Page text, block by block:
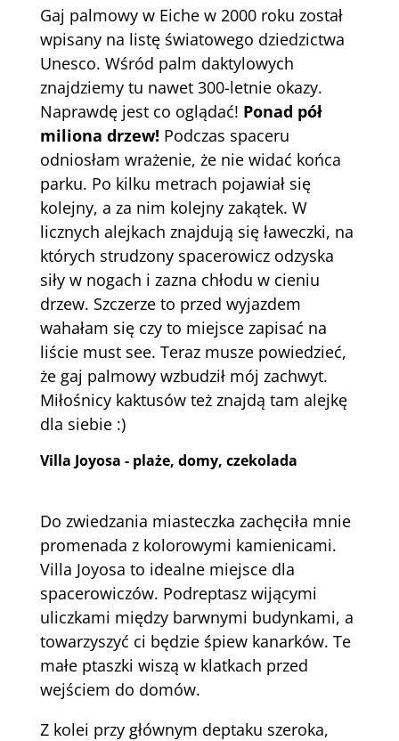
Gaj palmowy w Eiche w 2000 roku został
wpisany na listę światowego dziedzictwa
Unesco. Wśród palm daktylowych
znajdziemy tu nawet 300-letnie okazy.
Naprawdę jest co oglądać! Ponad pół
miliona drzew! Podczas spaceru
odniosłam wrażenie, że nie widać końca
parku. Po kilku metrach pojawiał się
kolejny, a za nim kolejny zakątek. W
licznych alejkach znajdują się ławeczki, na
których strudzony spacerowicz odzyska
siły w nogach i zazna chłodu w cieniu
drzew. Szczerze to przed wyjazdem
wahałam się czy to miejsce zapisać na
liście must see. Teraz musze powiedzieć,
że gaj palmowy wzbudził mój zachwyt.
Miłośnicy kaktusów też znajdą tam alejkę
dla siebie :)
Villa Joyosa - plaże, domy, czekolada
Do zwiedzania miasteczka zachęciła mnie
promenada z kolorowymi kamienicami.
Villa Joyosa to idealne miejsce dla
spacerowiczów. Podreptasz wijącymi
uliczkami między barwnymi budynkami, a
towarzyszyć ci będzie śpiew kanarków. Te
małe ptaszki wiszą w klatkach przed
wejściem do domów.
Z kolei przy głównym deptaku szeroka,